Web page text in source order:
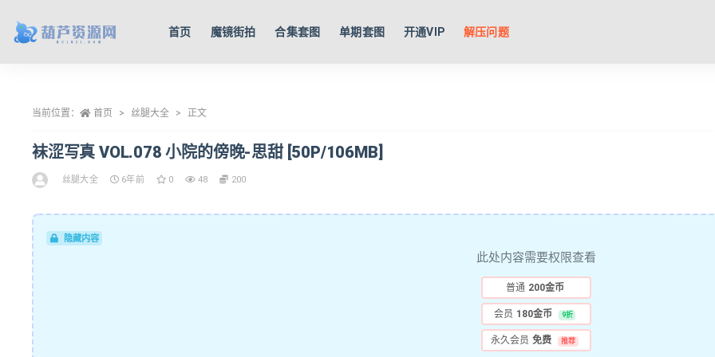
首页 魔镜街拍 合集套图 单期套图 开通VIP 解压问题
当前位置： 首页 丝腿大全 正文
袜涩写真 VOL.078 小院的傍晚-思甜 [50P/106MB]
丝腿大全 6年前 0 48 200
隐藏内容
此处内容需要权限查看
普通 200金币
会员 180金币 9折
永久会员 免费 推荐
全部